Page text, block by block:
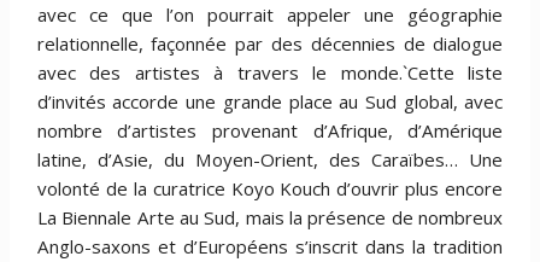
avec ce que l’on pourrait appeler une géographie
relationnelle, façonnée par des décennies de dialogue
avec des artistes à travers le monde.`Cette liste
d’invités accorde une grande place au Sud global, avec
nombre d’artistes provenant d’Afrique, d’Amérique
latine, d’Asie, du Moyen-Orient, des Caraïbes… Une
volonté de la curatrice Koyo Kouch d’ouvrir plus encore
La Biennale Arte au Sud, mais la présence de nombreux
Anglo-saxons et d’Européens s’inscrit dans la tradition